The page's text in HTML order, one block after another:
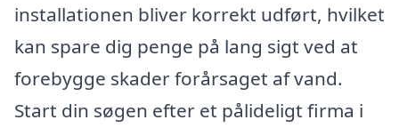
installationen bliver korrekt udført, hvilket
kan spare dig penge på lang sigt ved at
forebygge skader forårsaget af vand.
Start din søgen efter et pålideligt firma i